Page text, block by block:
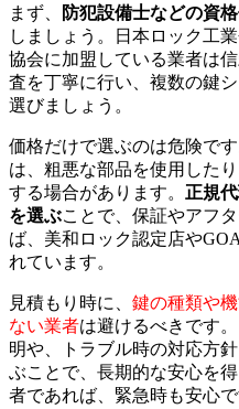
まず、
防犯設備士などの資
しましょう。日本ロック工
協会に加盟している業者は
査を丁寧に行い、複数の鍵
選びましょう。
価格だけで選ぶのは危険で
は、粗悪な部品を使用した
する場合があります。 正規
を選ぶことで、保証やアフ
ば、美和ロック認定店や
れています。
見積もり時に、 鍵の種類や
ない業者は避けるべきです
明や、トラブル時の対応方
ぶことで、長期的な安心を
者であれば、緊急時も安心で